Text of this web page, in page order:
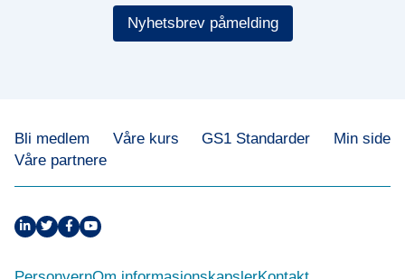
Nyhetsbrev påmelding
Bli medlem Våre kurs GS1 Standarder
Min side
Våre partnere